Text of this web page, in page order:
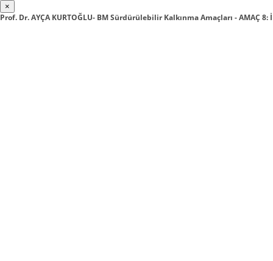
×
Prof. Dr. AYÇA KURTOĞLU- BM Sürdürülebilir Kalkınma Amaçları - AMAÇ 8: